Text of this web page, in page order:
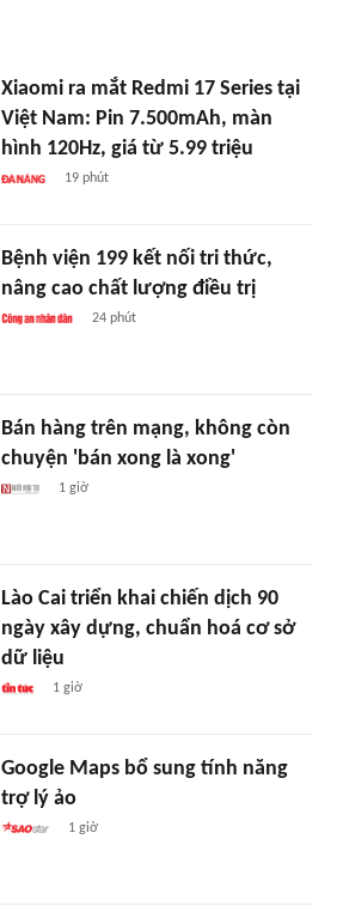
Xiaomi ra mắt Redmi 17 Series tại
Việt Nam: Pin 7.500mAh, màn
hình 120Hz, giá từ 5.99 triệu
19 phút
Bệnh viện 199 kết nối tri thức,
nâng cao chất lượng điều trị
24 phút
Bán hàng trên mạng, không còn
chuyện 'bán xong là xong'
1 giờ
Lào Cai triển khai chiến dịch 90
ngày xây dựng, chuẩn hoá cơ sở
dữ liệu
1 giờ
Google Maps bổ sung tính năng
trợ lý ảo
1 giờ